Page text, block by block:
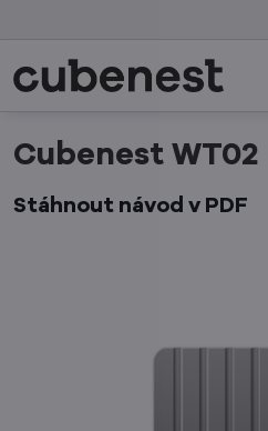
Cubenest WT02
Stáhnout návod v PDF